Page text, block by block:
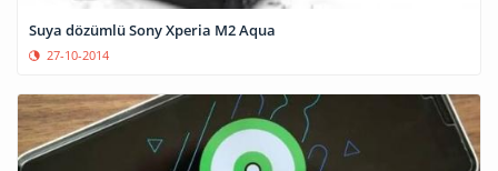
Suya dözümlü Sony Xperia M2 Aqua
27-10-2014